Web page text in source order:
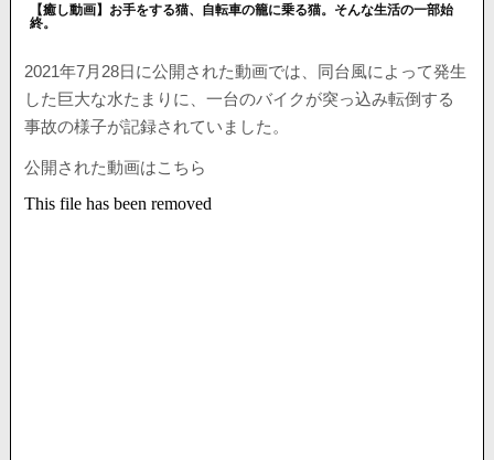
【癒し動画】お手をする猫、自転車の籠に乗る猫。そんな生活の一部始
終。
2021年7月28日に公開された動画では、同台風によって発生
した巨大な水たまりに、一台のバイクが突っ込み転倒する
事故の様子が記録されていました。
公開された動画はこちら